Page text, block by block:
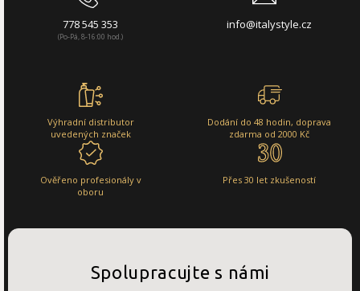
778 545 353
(Po-Pá, 8-16:00 hod.)
info@italystyle.cz
Výhradní distributor
uvedených značek
Dodání do 48 hodin, doprava
zdarma od 2000 Kč
Ověřeno profesionály v
oboru
Přes 30 let zkušeností
Spolupracujte s námi